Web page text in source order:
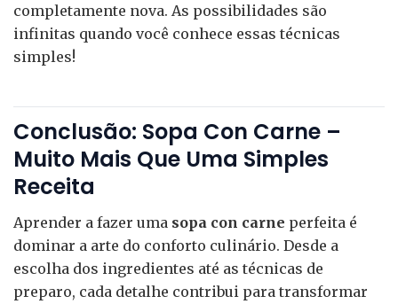
completamente nova. As possibilidades são
infinitas quando você conhece essas técnicas
simples!
Conclusão: Sopa Con Carne –
Muito Mais Que Uma Simples
Receita
Aprender a fazer uma sopa con carne perfeita é
dominar a arte do conforto culinário. Desde a
escolha dos ingredientes até as técnicas de
preparo, cada detalhe contribui para transformar